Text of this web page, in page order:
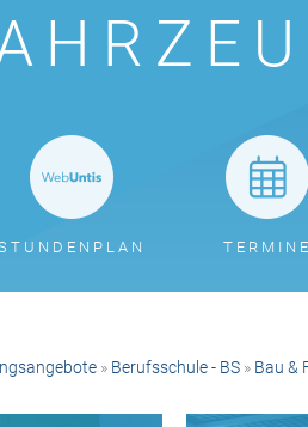
TERMINE
» Berufsschule - BS » Bau &